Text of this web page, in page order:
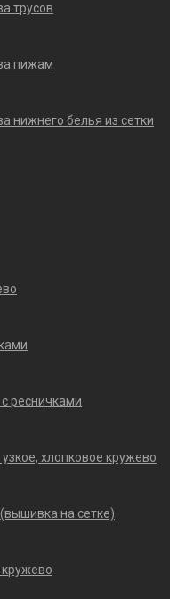
трусов
пижам
нижнего белья из сетки
ресничками
хлопковое кружево
на сетке)
кружево